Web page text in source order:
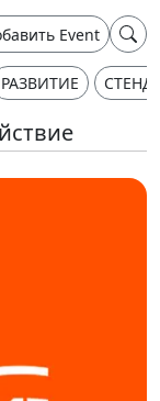
Event
РАЗВИТИЕ